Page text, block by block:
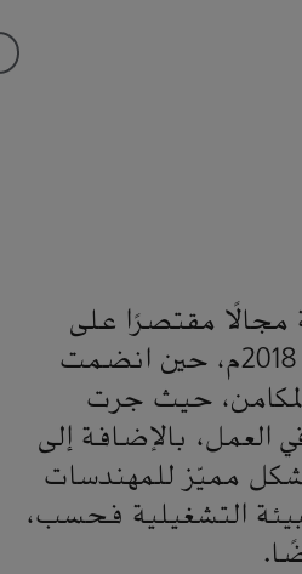
مجالًا مقتصرًا على
المهندسين الشباب، ولكنها حققت نقلة نوعية في عام 2018م، حين انضمت
المكامن، حيث جرت
بالإضافة إلى
مميّز للمهندسات
التشغيلية فحسب،